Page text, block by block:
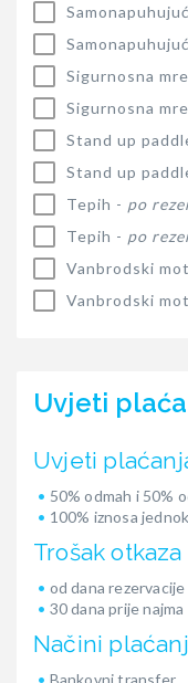
Sigurnosna
Sigurnosna
Stand up
Stand up
Tepih - po
Tepih - po
Vanbrodski
Vanbrodski
Uvjeti
Uvjeti
50% odmah i 50%
100% iznosa
Trošak otkaza
od dana
30 dana prije
Načini
Bankovni transfer